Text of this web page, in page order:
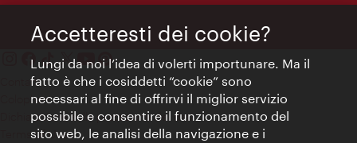
Contatti
Colophon
Dichiarazione sulla protezione dei dati
Terms of Use
Accetteresti dei cookie?
Lungi da noi l’idea di volerti importunare. Ma il
fatto è che i cosiddetti “cookie” sono
necessari al fine di offrirvi il miglior servizio
possibile e consentire il funzionamento del
sito web, le analisi della navigazione e i